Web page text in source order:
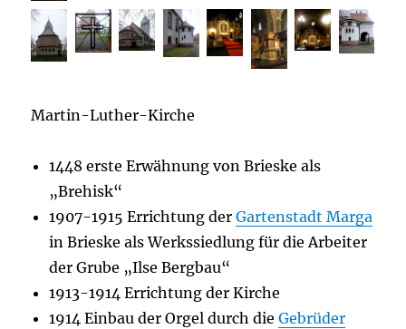
Martin-Luther-Kirche
1448 erste Erwähnung von Brieske als
„Brehisk“
1907-1915 Errichtung derGartenstadt Marga
in Brieske als Werkssiedlung für die Arbeiter
der Grube „Ilse Bergbau“
1913-1914 Errichtung der Kirche
1914 Einbau der Orgel durch dieGebrüder